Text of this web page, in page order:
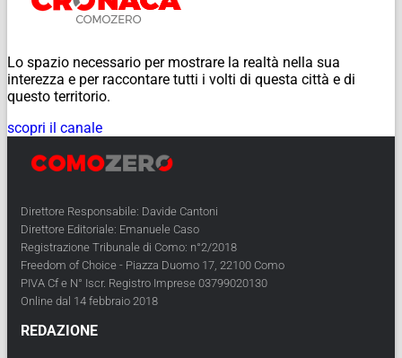
Lo spazio necessario per mostrare la realtà nella sua
interezza e per raccontare tutti i volti di questa città e di
questo territorio.
scopri il canale
Direttore Responsabile: Davide Cantoni
Direttore Editoriale: Emanuele Caso
Registrazione Tribunale di Como: n°2/2018
Freedom of Choice - Piazza Duomo 17, 22100 Como
PIVA Cf e N° Iscr. Registro Imprese 03799020130
Online dal 14 febbraio 2018
REDAZIONE